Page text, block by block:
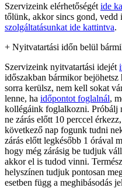
Szervizeink elérhetőségét ide
tőlünk, akkor sincs gond, vedd
szolgáltatásunkat ide kattintva.
+ Nyitvatartási időn belül
Szervizeink nyitvatartási idejét
időszakban bármikor
sorra kerülsz, nem kell sokat
lenne, ha időpontot foglalnál,
kollégáink foglalkozni. Próbálj
ne zárás előtt 10 perccel
következő nap fogunk tudni
zárás előtt legkésőbb 1 órával
hogy még zárásig be tudjuk
akkor el is tudod vinni.
helyszínen tudjuk pontosan
esetben függ a meghibásodás